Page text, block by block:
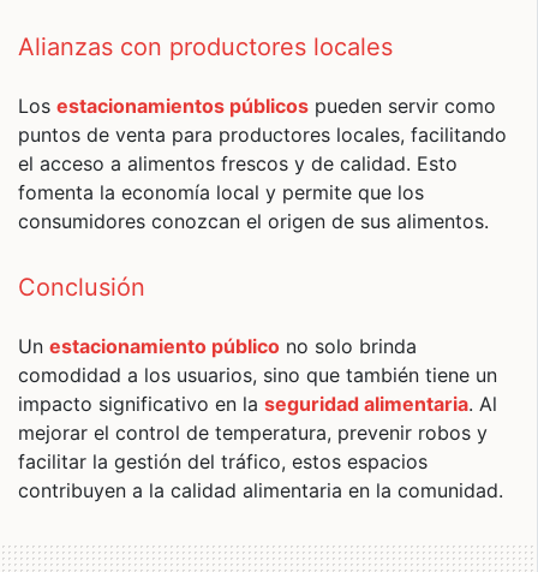
Alianzas con productores locales
Los estacionamientos públicos pueden servir como
puntos de venta para productores locales, facilitando
el acceso a alimentos frescos y de calidad. Esto
fomenta la economía local y permite que los
consumidores conozcan el origen de sus alimentos.
Conclusión
Un estacionamiento público no solo brinda
comodidad a los usuarios, sino que también tiene un
impacto significativo en la seguridad alimentaria. Al
mejorar el control de temperatura, prevenir robos y
facilitar la gestión del tráfico, estos espacios
contribuyen a la calidad alimentaria en la comunidad.